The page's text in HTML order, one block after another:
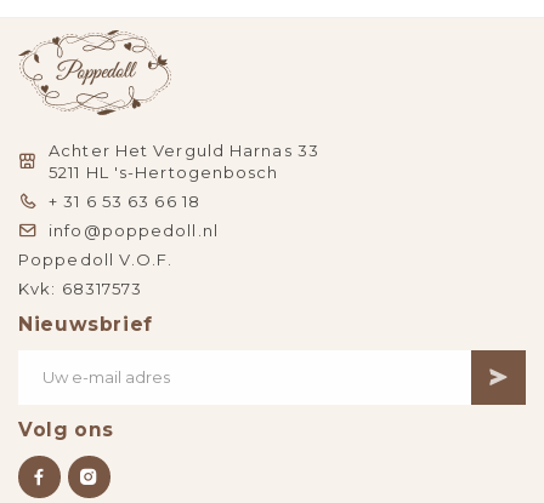
Achter Het Verguld Harnas 33
5211 HL 's-Hertogenbosch
+ 31 6 53 63 66 18
info@poppedoll.nl
Poppedoll V.O.F.
Kvk: 68317573
Nieuwsbrief
Volg ons